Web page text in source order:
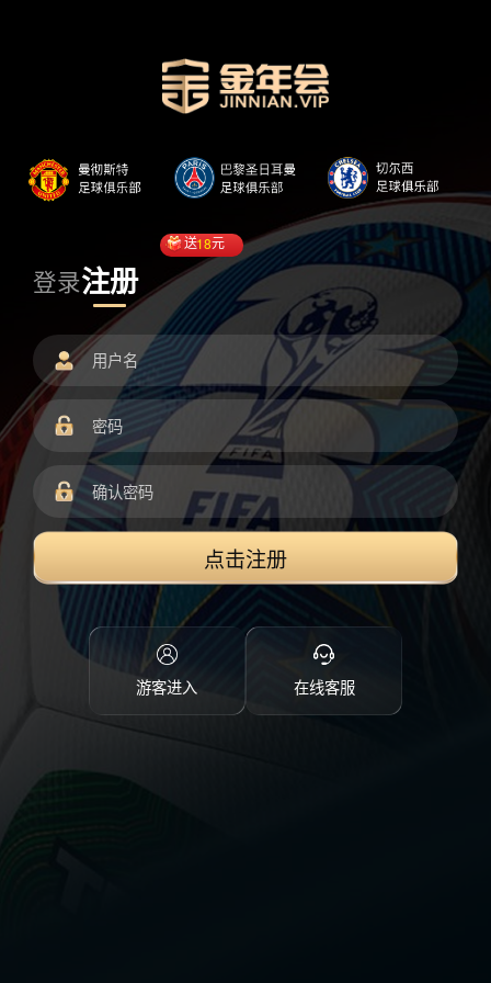
登录注册
送18元
点击注册
游客进入 在线客服